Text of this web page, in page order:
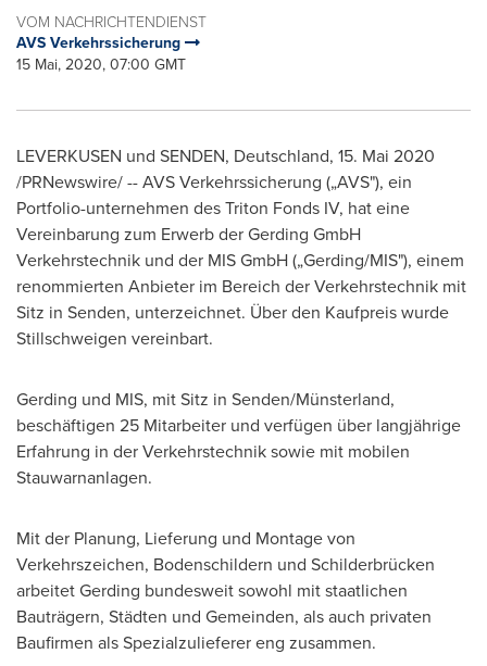
VOM NACHRICHTENDIENST
AVS Verkehrssicherung
15 Mai, 2020, 07:00 GMT
LEVERKUSEN und SENDEN, Deutschland, 15. Mai 2020
/PRNewswire/ -- AVS Verkehrssicherung („AVS"), ein
Portfolio-unternehmen des Triton Fonds IV, hat eine
Vereinbarung zum Erwerb der Gerding GmbH
Verkehrstechnik und der MIS GmbH („Gerding/MIS"), einem
renommierten Anbieter im Bereich der Verkehrstechnik mit
Sitz in Senden, unterzeichnet. Über den Kaufpreis wurde
Stillschweigen vereinbart.
Gerding und MIS, mit Sitz in Senden/Münsterland,
beschäftigen 25 Mitarbeiter und verfügen über langjährige
Erfahrung in der Verkehrstechnik sowie mit mobilen
Stauwarnanlagen.
Mit der Planung, Lieferung und Montage von
Verkehrszeichen, Bodenschildern und Schilderbrücken
arbeitet Gerding bundesweit sowohl mit staatlichen
Bauträgern, Städten und Gemeinden, als auch privaten
Baufirmen als Spezialzulieferer eng zusammen.